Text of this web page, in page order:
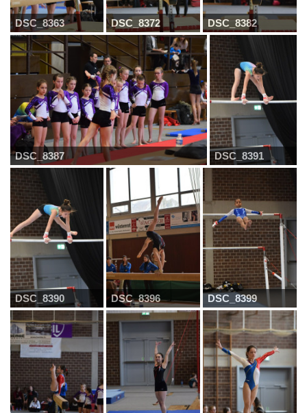
DSC_8363 DSC_8372 DSC_8382
DSC_8387 DSC_8391
DSC_8390 DSC_8396 DSC_8399